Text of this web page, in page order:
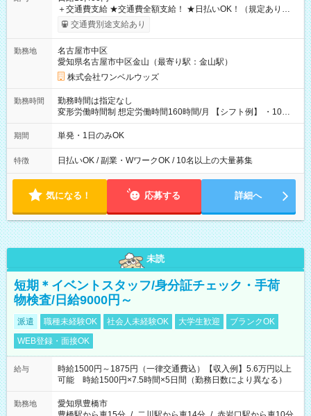
＋交通費支給 ★交通費全額支給！ ★日払いOK！（規定あり） ┗
働いたその日に現金GET♪ お仕事後はコンビニATMから 日払
交通費別途支給あり
勤務地
名古屋市中区
愛知県名古屋市中区金山（最寄り駅：金山駅）
株式会社ワンベルウッズ
勤務時間
勤務時間は指定なし
変形労働時間制 想定労働時間160時間/月 【シフト例】 ・10：
00～20：00
期間 単発・1日のみOK
特徴 日払いOK / 副業・WワークOK / 10名以上の大量募集
気になる！ 応募する 詳細へ
未読
短期＊イベントスタッフ/身分証チェック・手荷
物検査/日給9000円～
派遣 職種未経験OK 社会人未経験OK 大学生歓迎
ブランクOK
WEB登録・面接OK
給与
時給1500円～1875円（一律交通費込）【収入例】5.6万円以上
可能 時給1500円×7.5時間×5日間（勤務日数により異なる）
勤務地
愛知県豊橋市